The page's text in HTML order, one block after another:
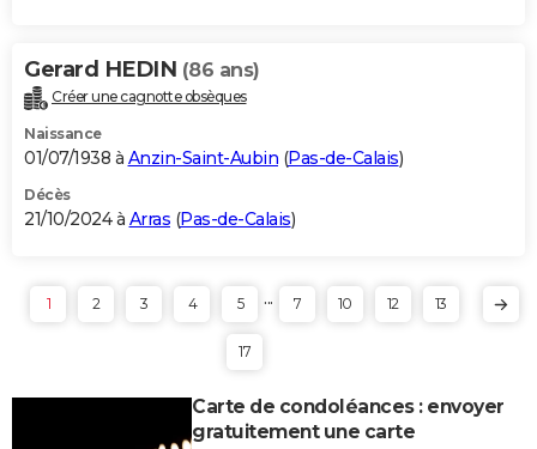
Gerard HEDIN (86 ans)
Créer une cagnotte obsèques
Naissance
01/07/1938 à Anzin-Saint-Aubin (Pas-de-Calais)
Décès
21/10/2024 à Arras (Pas-de-Calais)
1 2 3 4 5 ... 7 10 12 13
17
Carte de condoléances : envoyer
gratuitement une carte